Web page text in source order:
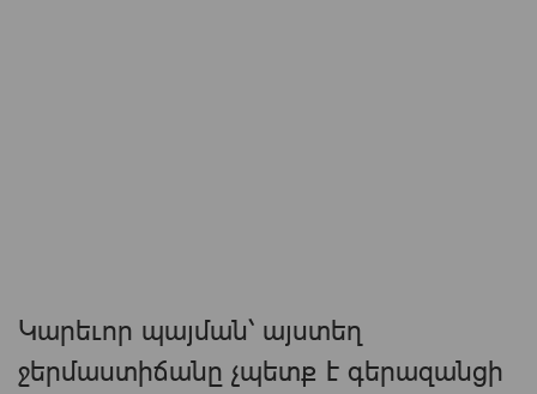
Կարեւոր պայման՝ այստեղ
ջերմաստիճանը չպետք է գերազանցի